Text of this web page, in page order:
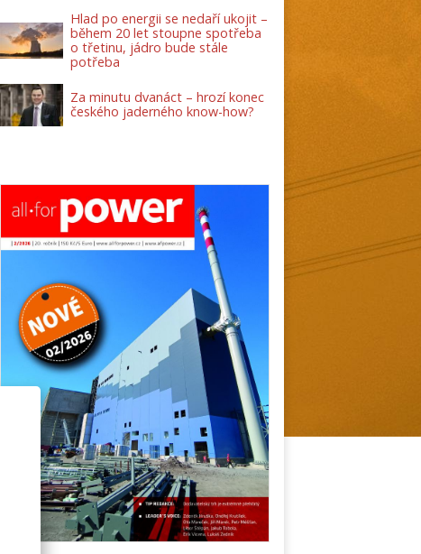
Hlad po energii se nedaří ukojit –
během 20 let stoupne spotřeba
o třetinu, jádro bude stále
potřeba
Za minutu dvanáct – hrozí konec
českého jaderného know-how?